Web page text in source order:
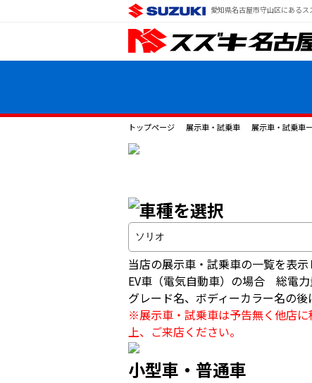
愛知県名古屋市守山区にあるス
トップページ 展示車・試乗車 展示車・試乗車
当店の展示車・試乗車の一覧を表示
EV車（電気自動車）の場合 総電力
グレード名、ボディーカラー名の
※展示車・試乗車は予告無く他店
上、ご来店ください。
小型車・普通車